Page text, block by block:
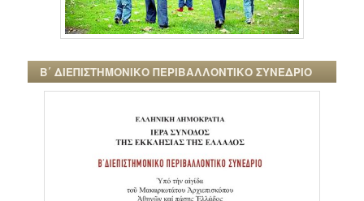
Β΄ ΔΙΕΠΙΣΤΗΜΟΝΙΚΟ ΠΕΡΙΒΑΛΛΟΝΤΙΚΟ ΣΥΝΕΔΡΙΟ